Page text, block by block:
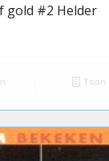
gold #2 Helder
Toon